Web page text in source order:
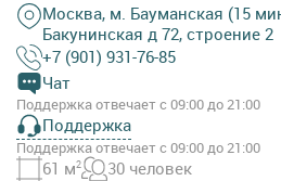
Москва, м. Бауманская (15
Бакунинская д 72, строение 2
+7 (901) 931-76-85
Чат
Поддержка отвечает с 09:00 до 21:00
Поддержка
Поддержка отвечает с 09:00 до 21:00
61 м2 30 человек